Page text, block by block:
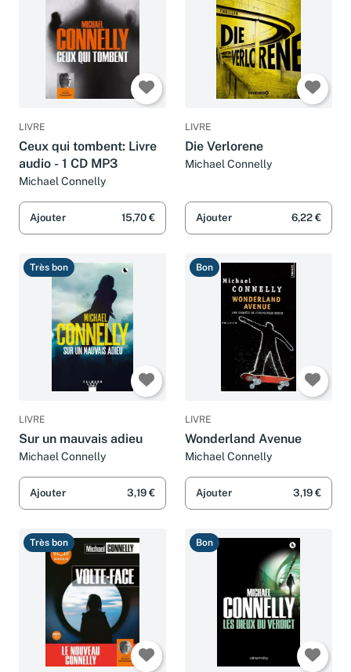
LIVRE
Ceux qui tombent: Livre
audio - 1 CD MP3
Michael Connelly
Ajouter 15,70 €
LIVRE
Die Verlorene
Michael Connelly
Ajouter 6,22 €
Très bon
LIVRE
Sur un mauvais adieu
Michael Connelly
Ajouter 3,19 €
Bon
LIVRE
Wonderland Avenue
Michael Connelly
Ajouter 3,19 €
Très bon Bon